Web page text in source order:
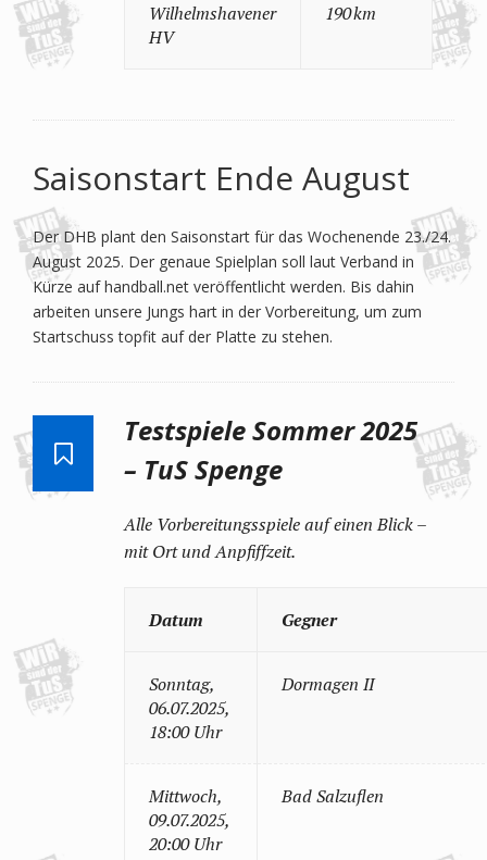
Wilhelmshavener
HV
190 km
Saisonstart Ende August
Der DHB plant den Saisonstart für das Wochenende 23./24.
August 2025. Der genaue Spielplan soll laut Verband in
Kürze auf handball.net veröffentlicht werden. Bis dahin
arbeiten unsere Jungs hart in der Vorbereitung, um zum
Startschuss topfit auf der Platte zu stehen.
Testspiele Sommer 2025
– TuS Spenge
Alle Vorbereitungsspiele auf einen Blick –
mit Ort und Anpfiffzeit.
Datum Gegner
Sonntag,
06.07.2025,
18:00 Uhr
Dormagen II
Mittwoch,
09.07.2025,
20:00 Uhr
Bad Salzuflen